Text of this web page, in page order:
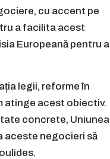
cu accent pe
a facilita acest
Europeană pentru a
legii, reforme în
atinge acest obiectiv.
concrete, Uniunea
aceste negocieri să